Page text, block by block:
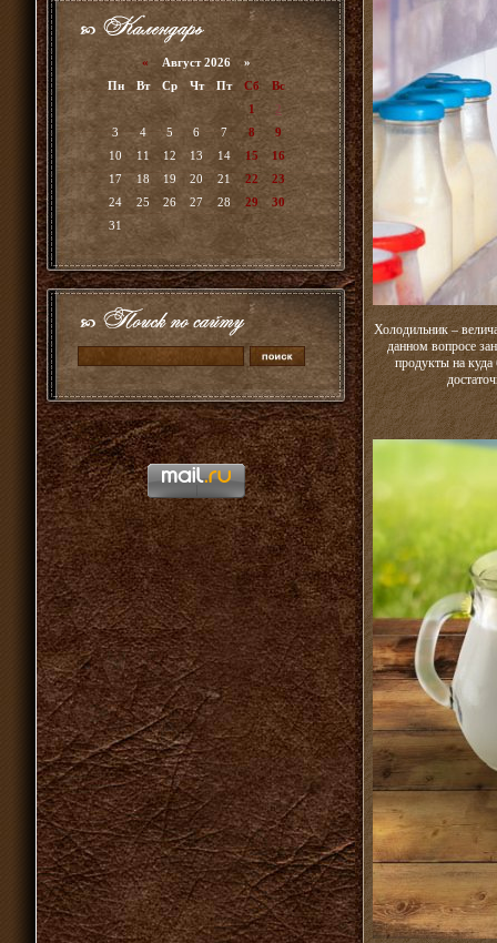
« Август 2026 »
Пн
Вт Ср Чт Пт Сб
Вс
1
2
3
4 5 6 7 8
9
10
11 12 13 14 15
16
17
18 19 20 21 22
23
24
25 26 27 28 29
30
31
Холодильник –
данном вопросе
продукты на